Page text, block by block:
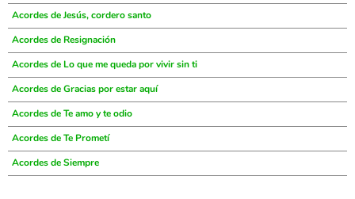
Acordes de Jesús, cordero santo
Acordes de Resignación
Acordes de Lo que me queda por vivir sin ti
Acordes de Gracias por estar aquí
Acordes de Te amo y te odio
Acordes de Te Prometí
Acordes de Siempre